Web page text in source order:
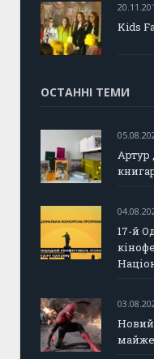
Kids
ОСТАННІ ТЕМИ
Артур
17-й
Новий
майже